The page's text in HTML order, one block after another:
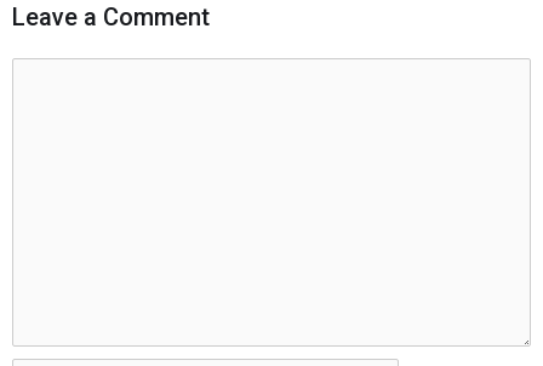
Leave a Comment